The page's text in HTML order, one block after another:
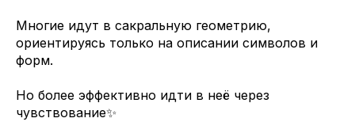
Многие идут в сакральную геометрию,
ориентируясь только на описании символов и
форм.
Но более эффективно идти в неё через
чувствование✨